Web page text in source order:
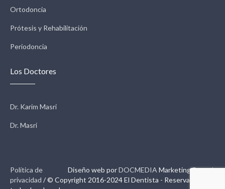
Ortodoncia
Prótesis y Rehabilitación
Periodoncia
Los Doctores
Dr. Karim Masri
Dr. Masri
Diseño web porDOCMEDIA Marketing Dental.
Política de
privacidad / © Copyright 2016-2024 El Dentista - Reservados